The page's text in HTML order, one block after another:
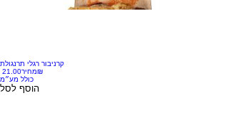
קרניבור רגלי תרנגולת
מחיר‏21.00 ‏₪
כולל מע״מ
הוסף לסל